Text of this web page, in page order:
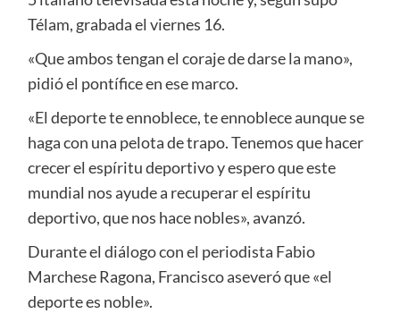
Télam, grabada el viernes 16.
«Que ambos tengan el coraje de darse la mano»,
pidió el pontífice en ese marco.
«El deporte te ennoblece, te ennoblece aunque se
haga con una pelota de trapo. Tenemos que hacer
crecer el espíritu deportivo y espero que este
mundial nos ayude a recuperar el espíritu
deportivo, que nos hace nobles», avanzó.
Durante el diálogo con el periodista Fabio
Marchese Ragona, Francisco aseveró que «el
deporte es noble».